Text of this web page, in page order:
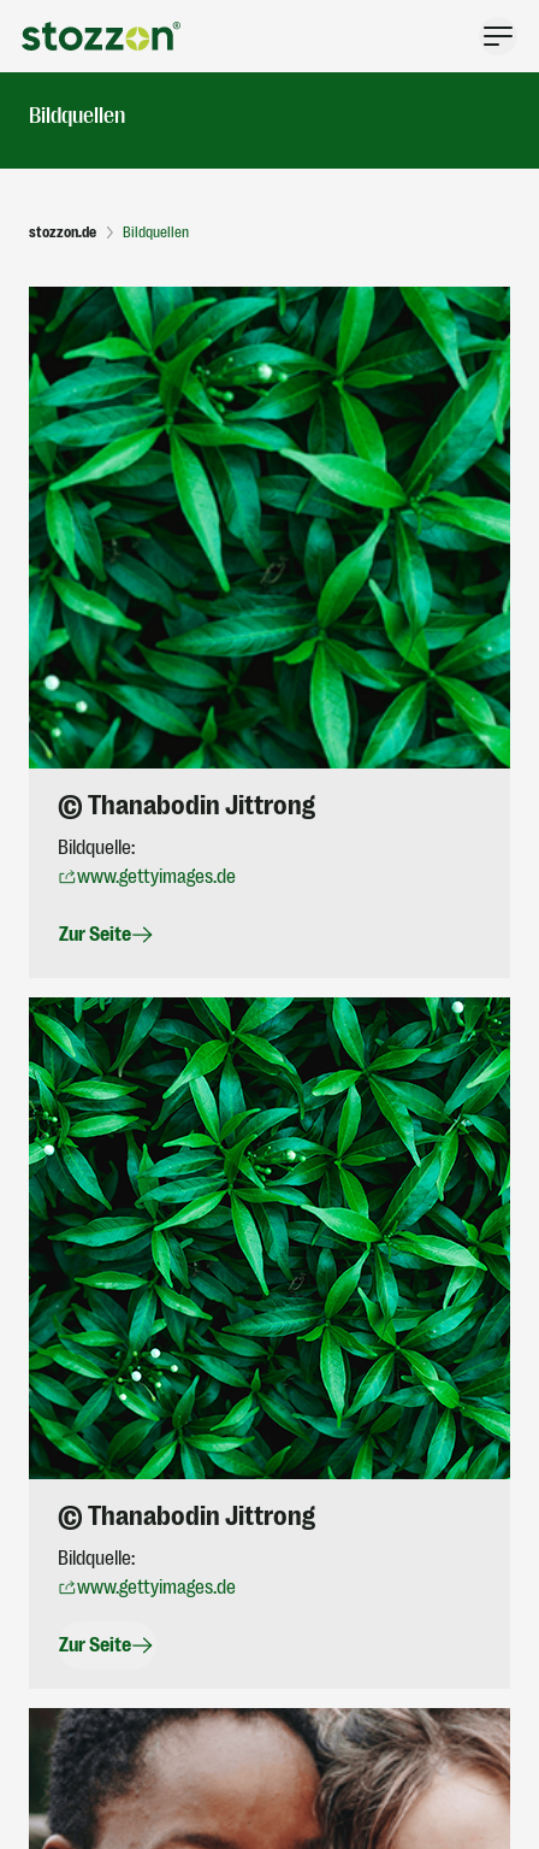
Zum Inhalt springen
Bildquellen
stozzon.de Bildquellen
© Thanabodin Jittrong
Bildquelle:
www.gettyimages.de
Zur Seite
© Thanabodin Jittrong
Bildquelle:
www.gettyimages.de
Zur Seite